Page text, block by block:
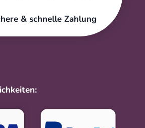
& schnelle Zahlung